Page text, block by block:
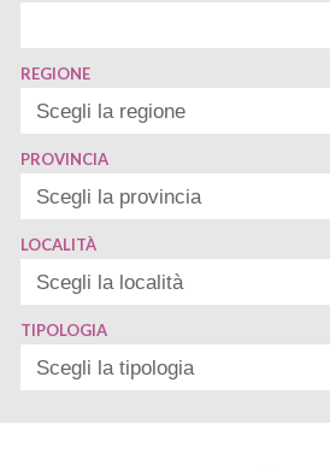
REGIONE
PROVINCIA
LOCALITÀ
TIPOLOGIA